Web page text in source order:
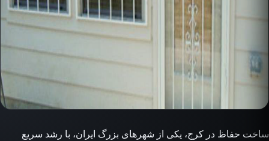
ساخت حفاظ در کرج، یکی از شهرهای بزرگ ایران، با رشد سریع